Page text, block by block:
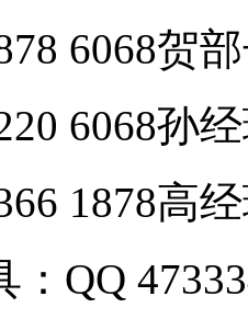
6068贺
6068孙
1878高
：QQ